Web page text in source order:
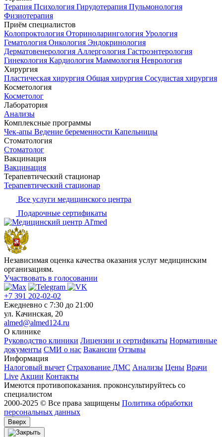
Терапия Психология Гирудотерапия Пульмонология
Физиотерапия
Приём специалистов
Колопроктология Оториноларингология Урология
Гематология Онкология Эндокринология
Дерматовенерология Аллергология Гастроэнтерология
Гинекология Кардиология Маммология Неврология
Хирургия
Пластическая хирургия Общая хирургия Сосудистая хирургия
Косметология
Косметолог
Лаборатория
Анализы
Комплексные программы
Чек-апы Ведение беременности Капельницы
Стоматология
Стоматолог
Вакцинация
Вакцинация
Терапевтический стационар
Терапевтический стационар
Все услуги медицинского центра
Подарочные сертификаты
Независимая оценка качества оказания услуг медицинским
организациям.
Участвовать в голосовании
+7 391 202-02-02
Ежедневно c 7:30 до 21:00
ул. Качинская, 20
almed@almed124.ru
О клинике
Руководство клиники Лицензии и сертификаты Нормативные
документы СМИ о нас Вакансии Отзывы
Информация
Налоговый вычет Страхование ДМС Анализы Цены Врачи
Live Акции Контакты
Имеются противопоказания. проконсультируйтесь со
специалистом
2000-2025 © Все права защищены Политика обработки
персональных данных
Вверх